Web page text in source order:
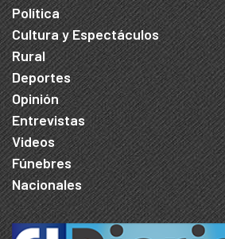
Política
Cultura y Espectáculos
Rural
Deportes
Opinión
Entrevistas
Videos
Fúnebres
Nacionales